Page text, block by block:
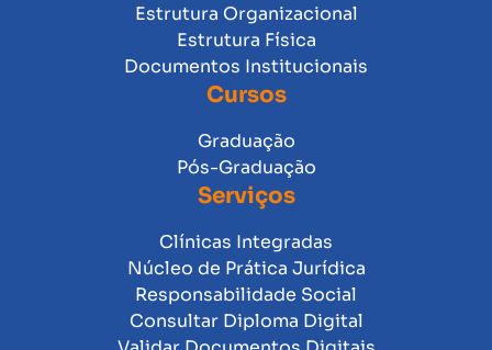
Estrutura Organizacional
Estrutura Física
Documentos Institucionais
Cursos
Graduação
Pós-Graduação
Serviços
Clínicas Integradas
Núcleo de Prática Jurídica
Responsabilidade Social
Consultar Diploma Digital